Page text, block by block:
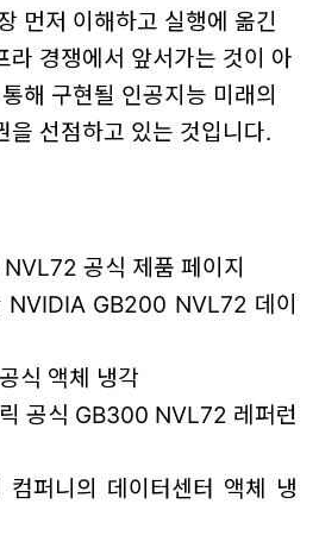
먼저 이해하고 실행에 옮긴
라 경쟁에서 앞서가는 것이 아
해 구현될 인공지능 미래의
을 선점하고 있는 것입니다.
공식 제품 페이지
NVIDIA GB200 NVL72 데이
식 액체 냉각
공식 GB300 NVL72 레퍼런
컴퍼니의 데이터센터 액체 냉